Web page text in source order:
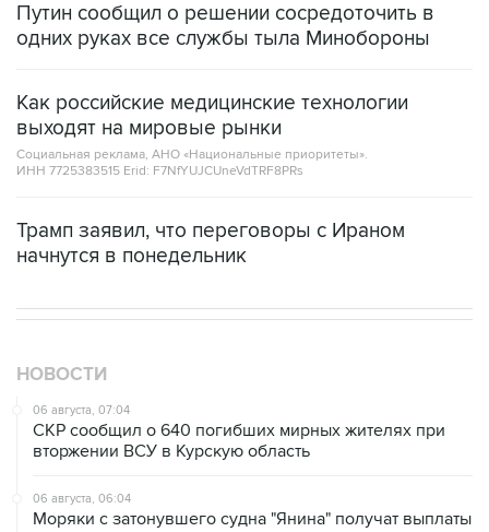
Путин сообщил о решении сосредоточить в
одних руках все службы тыла Минобороны
Как российские медицинские технологии
выходят на мировые рынки
Социальная реклама, АНО «Национальные приоритеты».
ИНН 7725383515 Erid: F7NfYUJCUneVdTRF8PRs
Трамп заявил, что переговоры с Ираном
начнутся в понедельник
НОВОСТИ
06 августа, 07:04
СКР сообщил о 640 погибших мирных жителях при
вторжении ВСУ в Курскую область
06 августа, 06:04
Моряки с затонувшего судна "Янина" получат выплаты